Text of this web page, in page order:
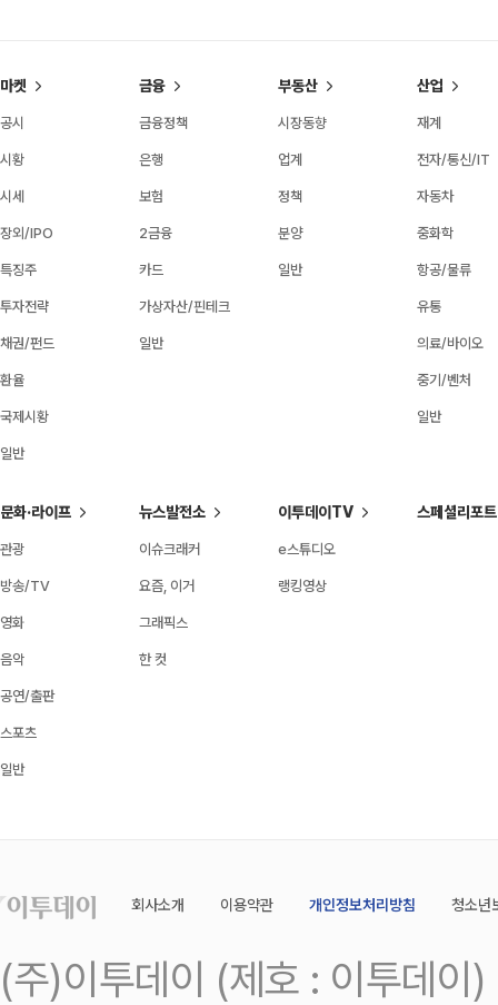
마켓
공시
시황
시세
장외/IPO
특징주
투자전략
채권/펀드
환율
국제시황
일반
금융
금융정책
은행
보험
2금융
카드
가상자산/핀테크
일반
부동산
시장동향
업계
정책
분양
일반
산업
재계
전자/통신/IT
자동차
중화학
항공/물류
유통
의료/바이오
중기/벤처
일반
문화·라이프
관광
방송/TV
영화
음악
공연/출판
스포츠
일반
뉴스발전소
이슈크래커
요즘, 이거
그래픽스
한 컷
이투데이TV
e스튜디오
랭킹영상
스페셜리포트
회사소개 이용약관 개인정보처리방침 청소년
(주)이투데이 (제호 : 이투데